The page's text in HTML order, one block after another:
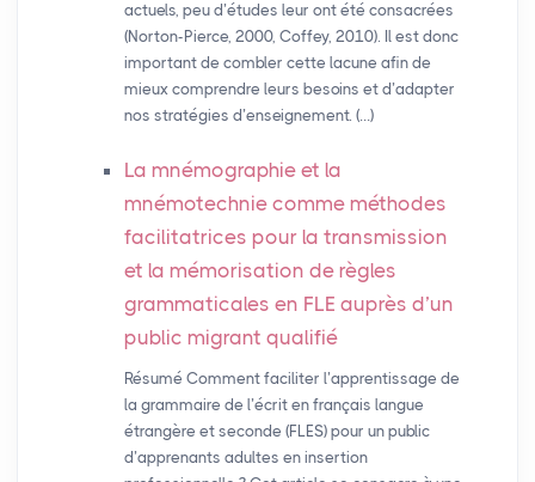
actuels, peu d’études leur ont été consacrées
(Norton-Pierce, 2000, Coffey, 2010). Il est donc
important de combler cette lacune afin de
mieux comprendre leurs besoins et d’adapter
nos stratégies d’enseignement. (…)
La mnémographie et la
mnémotechnie comme méthodes
facilitatrices pour la transmission
et la mémorisation de règles
grammaticales en FLE auprès d’un
public migrant qualifié
Résumé Comment faciliter l’apprentissage de
la grammaire de l’écrit en français langue
étrangère et seconde (FLES) pour un public
d’apprenants adultes en insertion